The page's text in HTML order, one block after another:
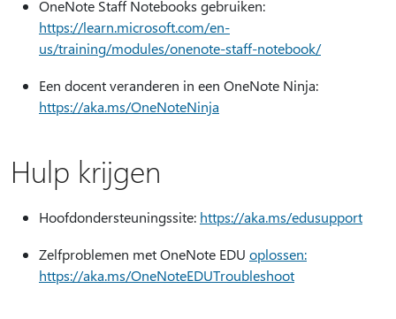
OneNote Staff Notebooks gebruiken:
https://learn.microsoft.com/en-
us/training/modules/onenote-staff-notebook/
Een docent veranderen in een OneNote Ninja:
https://aka.ms/OneNoteNinja
Hulp krijgen
Hoofdondersteuningssite: https://aka.ms/edusupport
Zelfproblemen met OneNote EDU oplossen:
https://aka.ms/OneNoteEDUTroubleshoot